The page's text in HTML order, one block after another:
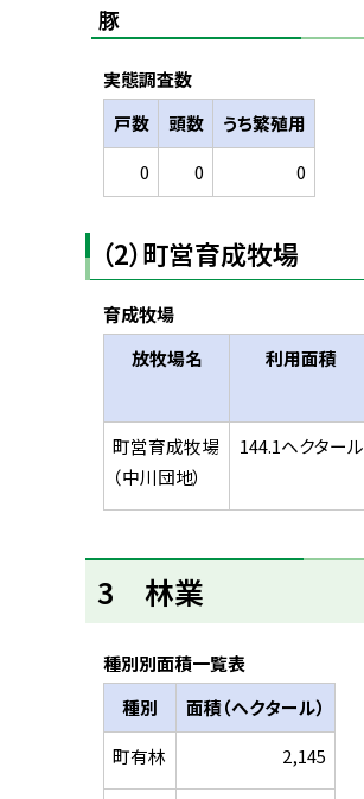
豚
実態調査数
戸数
頭数
うち繁殖用
0
0 0
（2）町営育成牧場
育成牧場
放牧場名
利用面積
町営育成牧場
（中川団地）
144.1ヘクタール
ト
ッ
に
戻
3 林業
種別別面積一覧表
種別
面積（ヘクタール）
町有林
2,145